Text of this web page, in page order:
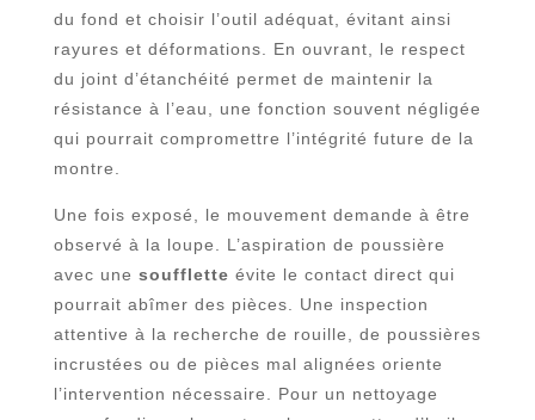
du fond et choisir l’outil adéquat, évitant ainsi
rayures et déformations. En ouvrant, le respect
du joint d’étanchéité permet de maintenir la
résistance à l’eau, une fonction souvent négligée
qui pourrait compromettre l’intégrité future de la
montre.
Une fois exposé, le mouvement demande à être
observé à la loupe. L’aspiration de poussière
avec une soufflette évite le contact direct qui
pourrait abîmer des pièces. Une inspection
attentive à la recherche de rouille, de poussières
incrustées ou de pièces mal alignées oriente
l’intervention nécessaire. Pour un nettoyage